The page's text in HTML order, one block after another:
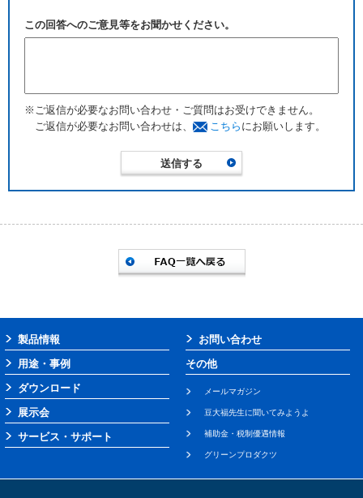
この回答へのご意見等をお聞かせください。
※ご返信が必要なお問い合わせ・ご質問はお受けできません。
ご返信が必要なお問い合わせは、
こちら にお願いします。
製品情報
用途・事例
ダウンロード
展示会
サービス・サポート
お問い合わせ
その他
メールマガジン
豆大福先生に聞いてみようよ
補助金・税制優遇情報
グリーンプロダクツ